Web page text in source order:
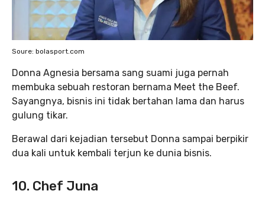
Soure: bolasport.com
Donna Agnesia bersama sang suami juga pernah
membuka sebuah restoran bernama Meet the Beef.
Sayangnya, bisnis ini tidak bertahan lama dan harus
gulung tikar.
Berawal dari kejadian tersebut Donna sampai berpikir
dua kali untuk kembali terjun ke dunia bisnis.
10. Chef Juna